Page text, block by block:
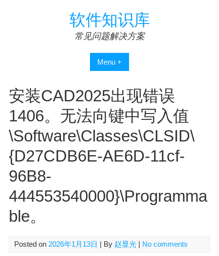
软件知识库
常见问题解决方案
Menu +
安装CAD2025出现错误
1406。无法向键中写入值
\Software\Classes\CLSID\
{D27CDB6E-AE6D-11cf-
96B8-
444553540000}\Programma
ble。
Posted on 2026年1月13日 | By 赵显光| No comments